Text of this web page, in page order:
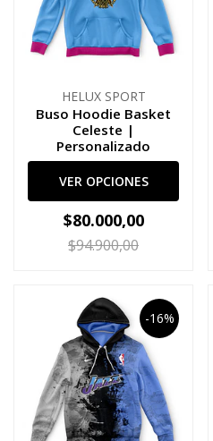
HELUX SPORT
Buso Hoodie Basket
Celeste |
Personalizado
VER OPCIONES
$80.000,00
$94.900,00
-16%